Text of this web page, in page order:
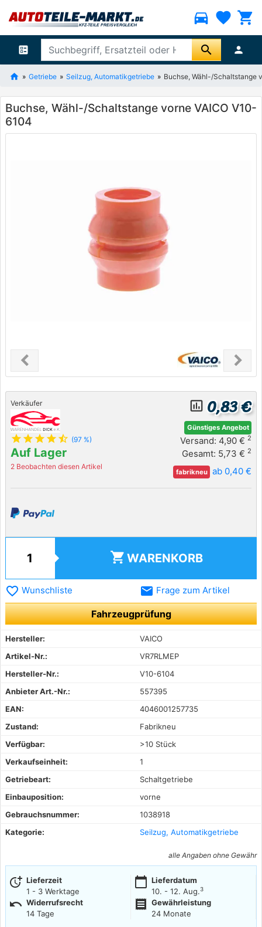
directions_car favorite shopping_cart
ballot search person
Getriebe Seilzug, Automatikgetriebe Buchse, Wähl-/Schaltstange
Buchse, Wähl-/Schaltstange vorne VAICO V10-
6104
chevron_leftPrevious chevron_right
Next
Verkäufer
star star star star star_half (97 %)
Auf Lager
2 Beobachten diesen Artikel
insert_chart_outlined 0,83 €
Günstiges Angebot
Versand: 4,90 € 2
Gesamt: 5,73 € 2
fabrikneu ab 0,40 €
shopping_cart WARENKORB
favorite_border Wunschliste email Frage zum Artikel
Fahrzeugprüfung
Hersteller:
VAICO
Artikel-Nr.:
VR7RLMEP
Hersteller-Nr.:
V10-6104
Anbieter Art.-Nr.:
557395
EAN:
4046001257735
Zustand:
Fabrikneu
Verfügbar:
>10 Stück
Verkaufseinheit:
1
Getriebeart:
Schaltgetriebe
Einbauposition:
vorne
Gebrauchsnummer:
1038918
Kategorie:
Seilzug, Automatikgetriebe
alle Angaben ohne Gewähr
more_time Lieferzeit
1 - 3 Werktage
calendar_today Lieferdatum
10. - 12. Aug.3
undo Widerrufsrecht
14 Tage
receipt
Gewährleistung
24 Monate